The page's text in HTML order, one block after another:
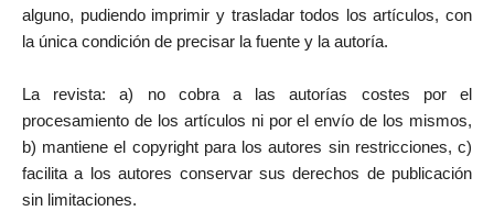
alguno, pudiendo imprimir y trasladar todos los artículos, con
la única condición de precisar la fuente y la autoría.
La revista: a) no cobra a las autorías costes por el
procesamiento de los artículos ni por el envío de los mismos,
b) mantiene el copyright para los autores sin restricciones, c)
facilita a los autores conservar sus derechos de publicación
sin limitaciones.